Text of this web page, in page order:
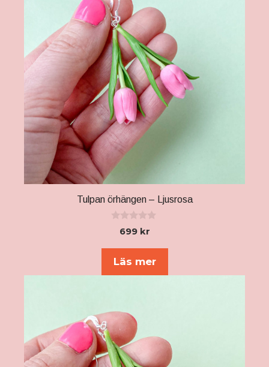
kan
väljas
på
Tulpan örhängen – Ljusrosa
699 kr
Läs mer